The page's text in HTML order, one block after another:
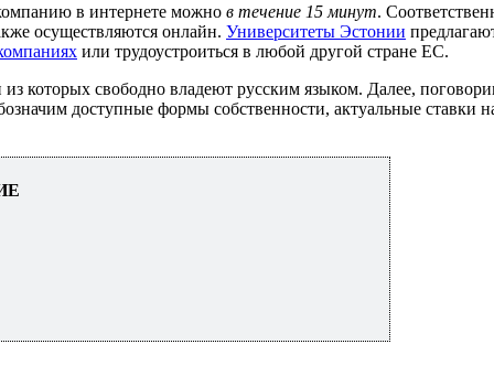
в интернете можно в течение 15 минут.
осуществляются онлайн. Университеты Эстонии
или трудоустроиться в любой другой стране ЕС.
из которых свободно владеют русским языком. Далее,
доступные формы собственности, актуальные ставки